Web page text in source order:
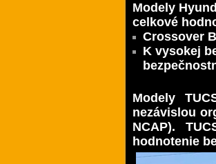
Modely
celkové
Crossover
K vysokej
Modely
nezávislou
NCAP).
hodnotenie